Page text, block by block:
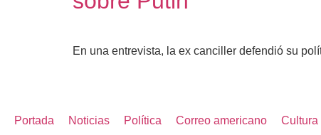
En una entrevista, la ex canciller defendió su
Portada Noticias Política Correo americano Cultura